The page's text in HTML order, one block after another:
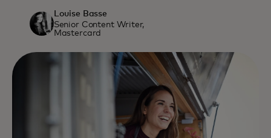
Louise Basse
Senior Content Writer,
Mastercard